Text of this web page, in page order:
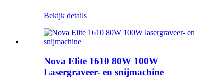
Bekijk details
Nova Elite 1610 80W 100W
Lasergraveer- en snijmachine